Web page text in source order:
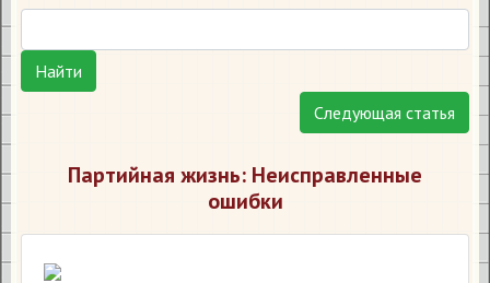
Найти
Следующая статья
Партийная жизнь: Неисправленные
ошибки